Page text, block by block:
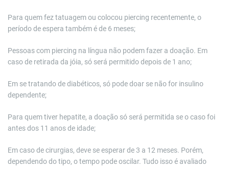
Para quem fez tatuagem ou colocou piercing recentemente, o
período de espera também é de 6 meses;
Pessoas com piercing na língua não podem fazer a doação. Em
caso de retirada da jóia, só será permitido depois de 1 ano;
Em se tratando de diabéticos, só pode doar se não for insulino
dependente;
Para quem tiver hepatite, a doação só será permitida se o caso foi
antes dos 11 anos de idade;
Em caso de cirurgias, deve se esperar de 3 a 12 meses. Porém,
dependendo do tipo, o tempo pode oscilar. Tudo isso é avaliado